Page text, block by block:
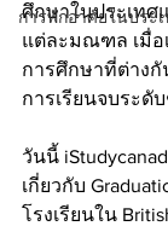
การพักอาศัยในประ
ศึกษาในประเท
แต่ละมณฑล เมื่อ
การศึกษาที่ต่าง
การเรียนจบระ
วันนี้
เกี่ยวกับ
โรงเรียนใน